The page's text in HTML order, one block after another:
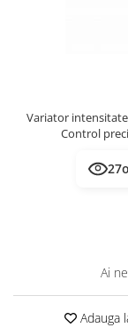
Triplu Stecher
Ştechere/
Variator
Control
27
Ai
Adauga